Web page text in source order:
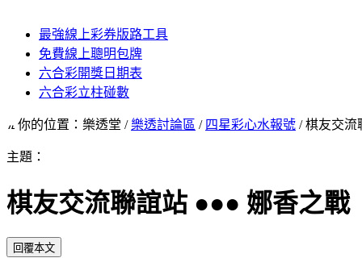
最強線上彩券版路工具
免費線上聰明包牌
六合彩開獎日期表
六合彩立柱碰數
你的位置：樂透堂 /樂透討論區 / 四星彩心水報號 / 棋友交流
主題：
棋友交流聯誼站 ●●● 娜香之戰